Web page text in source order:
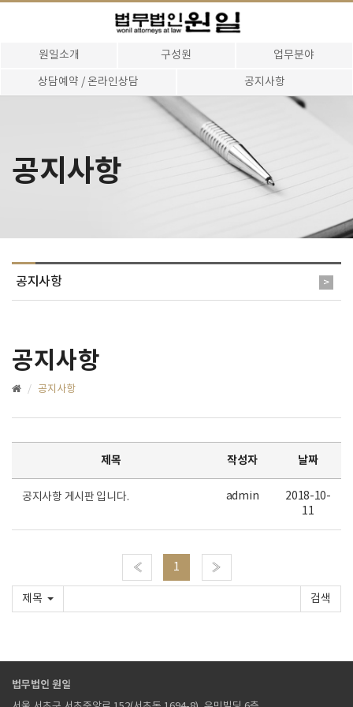
원일소개 구성원 업무분야
상담예약 / 온라인상담 공지사항
공지사항
공지사항
공지사항
공지사항
제목 작성자 날짜
공지사항 게시판 입니다. admin
2018-10-
11
« 1 »
제목
법무법인 원일